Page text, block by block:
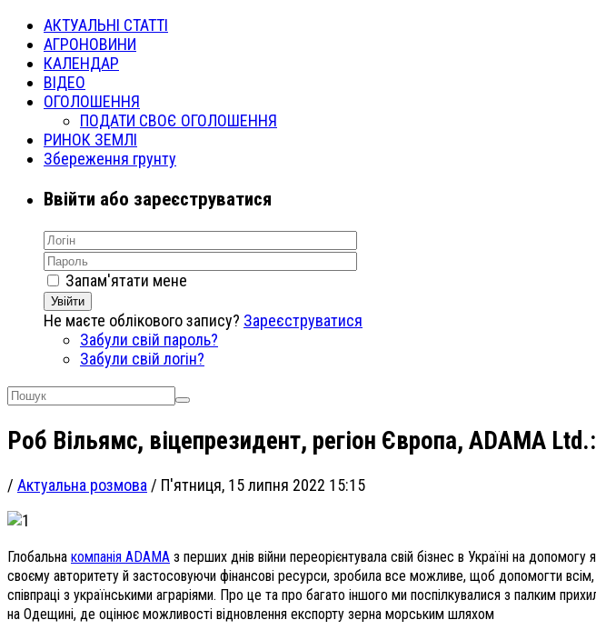
АКТУАЛЬНІ СТАТТІ
АГРОНОВИНИ
КАЛЕНДАР
ВІДЕО
ОГОЛОШЕННЯ
ПОДАТИ СВОЄ ОГОЛОШЕННЯ
РИНОК ЗЕМЛІ
Збереження грунту
Ввійти або зареєструватися
Запам'ятати мене
Увійти
Не маєте облікового запису? Зареєструватися
Забули свій пароль?
Забули свій логін?
Роб Вільямс, віцепрезидент, регіон Європа, ADAMA
/ Актуальна розмова / П'ятниця, 15 липня 2022 15:15
Глобальна компанія ADAMA з перших днів війни переорієнтувала свій бізнес в Україні на
своєму авторитету й застосовуючи фінансові ресурси, зробила все можливе, щоб допомогти всім,
співпраці з українськими аграріями. Про це та про багато іншого ми поспілкувалися з палким
на Одещині, де оцінює можливості відновлення експорту зерна морським шляхом